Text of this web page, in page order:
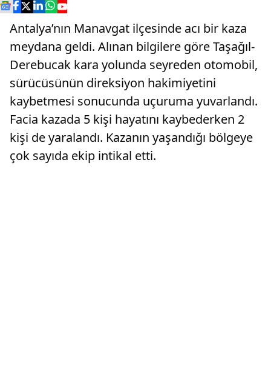
Antalya’nın Manavgat ilçesinde acı bir kaza
meydana geldi. Alınan bilgilere göre Taşağıl-
Derebucak kara yolunda seyreden otomobil,
sürücüsünün direksiyon hakimiyetini
kaybetmesi sonucunda uçuruma yuvarlandı.
Facia kazada 5 kişi hayatını kaybederken 2
kişi de yaralandı. Kazanın yaşandığı bölgeye
çok sayıda ekip intikal etti.